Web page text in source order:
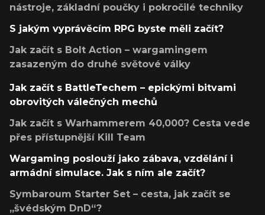
nástroje, základní poučky i pokročilé techniky
S jakým vyprávěcím RPG byste měli začít?
Jak začít s Bolt Action – wargamingem
zasazeným do druhé světové války
Jak začít s BattleTechem – epickými bitvami
obrovitých válečných mechů
Jak začít s Warhammerem 40,000? Cesta vede
přes přístupnější Kill Team
Wargaming poslouží jako zábava, vzdělání i
armádní simulace. Jak s ním ale začít?
Symbaroum Starter Set – cesta, jak začít se
„švédským DnD“?